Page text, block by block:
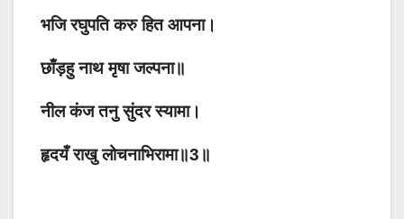
भजि रघुपति करु हित आपना।
छाँड़हु नाथ मृषा जल्पना॥
नील कंज तनु सुंदर स्यामा।
हृदयँ राखु लोचनाभिरामा॥3॥